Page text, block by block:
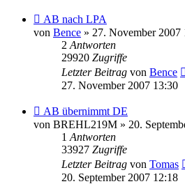
AB nach LPA
von Bence » 27. November 2007
2 Antworten
29920 Zugriffe
Letzter Beitrag von Bence
27. November 2007 13:30
AB übernimmt DE
von BREHL219M » 20.
1 Antworten
33927 Zugriffe
Letzter Beitrag von Tomas
20. September 2007 12:18